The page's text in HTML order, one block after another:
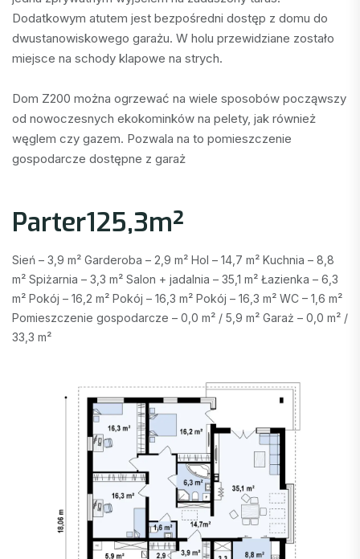
Dodatkowym atutem jest bezpośredni dostęp z domu do
dwustanowiskowego garażu. W holu przewidziane zostało
miejsce na schody klapowe na strych.
Dom Z200 można ogrzewać na wiele sposobów począwszy
od nowoczesnych ekokominków na pelety, jak również
węglem czy gazem. Pozwala na to pomieszczenie
gospodarcze dostępne z garaż
Parter125,3m²
Sień – 3,9 m² Garderoba – 2,9 m² Hol – 14,7 m² Kuchnia – 8,8
m² Spiżarnia – 3,3 m² Salon + jadalnia – 35,1 m² Łazienka – 6,3
m² Pokój – 16,2 m² Pokój – 16,3 m² Pokój – 16,3 m² WC – 1,6 m²
Pomieszczenie gospodarcze – 0,0 m² / 5,9 m² Garaż – 0,0 m² /
33,3 m²